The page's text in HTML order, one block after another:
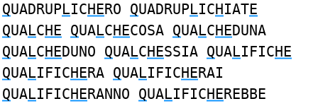
QUADRUPLICHERO QUADRUPLICHIATE
QUALCHE QUALCHECOSA QUALCHEDUNA
QUALCHEDUNO QUALCHESSIA QUALIFICHE
QUALIFICHERA QUALIFICHERAI
QUALIFICHERANNO QUALIFICHEREBBE